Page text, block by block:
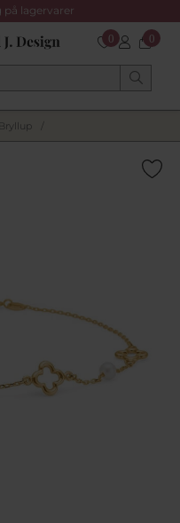
på lagervarer
0 0
Bryllup